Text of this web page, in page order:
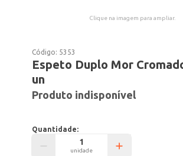
Clique na imagem para ampliar.
Código: 5353
Espeto Duplo Mor
un
Produto indisponível
Quantidade:
unidade